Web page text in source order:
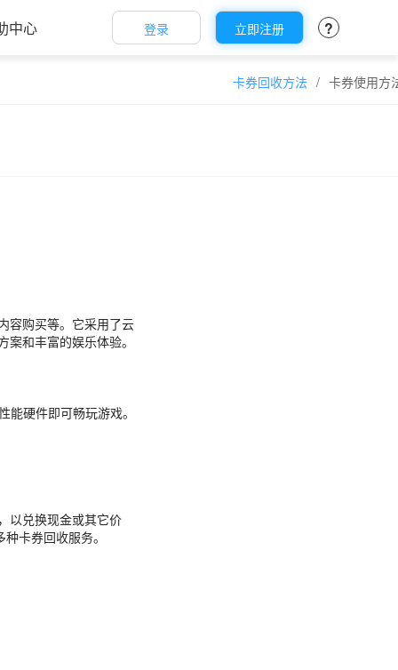
中心 登录 立即注册 ?
卡券回收方法 / 卡券使用方
容购买等。它采用了云
和丰富的娱乐体验。
硬件即可畅玩游戏。
以兑换现金或其它价
卡券回收服务。